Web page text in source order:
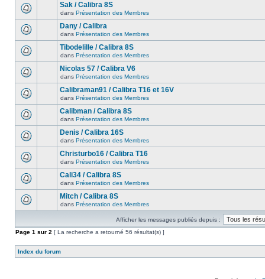
Sak / Calibra 8S
dans Présentation des Membres
Dany / Calibra
dans Présentation des Membres
Tibodelille / Calibra 8S
dans Présentation des Membres
Nicolas 57 / Calibra V6
dans Présentation des Membres
Calibraman91 / Calibra T16 et 16V
dans Présentation des Membres
Calibman / Calibra 8S
dans Présentation des Membres
Denis / Calibra 16S
dans Présentation des Membres
Christurbo16 / Calibra T16
dans Présentation des Membres
Cali34 / Calibra 8S
dans Présentation des Membres
Mitch / Calibra 8S
dans Présentation des Membres
Afficher les messages publiés depuis :
Page 1 sur 2 [ La recherche a retourné 56 résultat(s) ]
Index du forum